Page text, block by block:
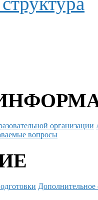
организации
вопросы
Дополнительное